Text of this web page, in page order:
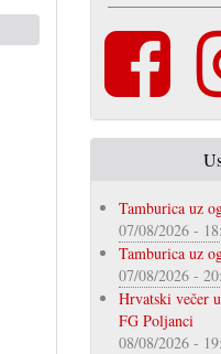
Tamburica uz
07/08/2026 -
Tamburica uz
07/08/2026 -
Hrvatski večer
FG Poljanci
08/08/2026 -